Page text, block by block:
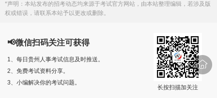
*声明：本站发布的招考动态均来源于考试官方网站，由本站整理编辑，若涉及版
权或错误，请联系本站予以更改或删除。
📢微信扫码关注可获得
1、每日贵州人事考试信息及时推送。
2、免费考试资料分享。
3、小编解决你的考试问题。
长按扫描加关注